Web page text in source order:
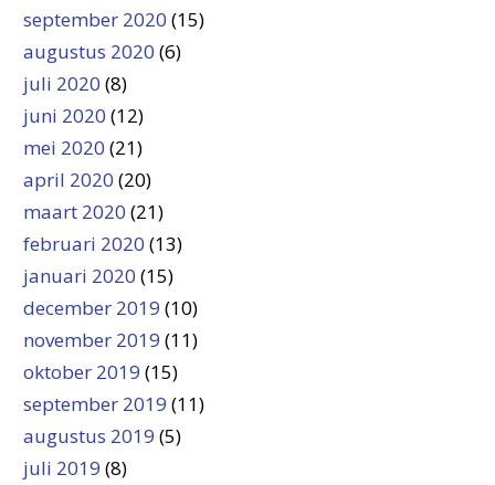
september 2020 (15)
augustus 2020 (6)
juli 2020 (8)
juni 2020 (12)
mei 2020 (21)
april 2020 (20)
maart 2020 (21)
februari 2020 (13)
januari 2020 (15)
december 2019 (10)
november 2019 (11)
oktober 2019 (15)
september 2019 (11)
augustus 2019 (5)
juli 2019 (8)